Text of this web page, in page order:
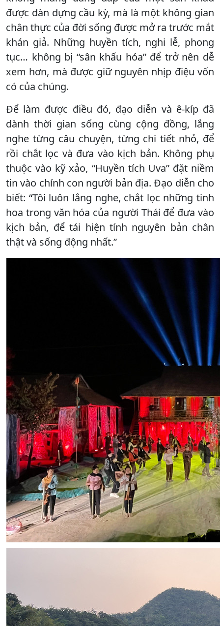
được dàn dựng cầu kỳ, mà là một không gian
chân thực của đời sống được mở ra trước mắt
khán giả. Những huyền tích, nghi lễ, phong
tục… không bị “sân khấu hóa” để trở nên dễ
xem hơn, mà được giữ nguyên nhịp điệu vốn
có của chúng.
Để làm được điều đó, đạo diễn và ê-kíp đã
dành thời gian sống cùng cộng đồng, lắng
nghe từng câu chuyện, từng chi tiết nhỏ, để
rồi chắt lọc và đưa vào kịch bản. Không phụ
thuộc vào kỹ xảo, “Huyền tích Uva” đặt niềm
tin vào chính con người bản địa. Đạo diễn cho
biết: “Tôi luôn lắng nghe, chắt lọc những tinh
hoa trong văn hóa của người Thái để đưa vào
kịch bản, để tái hiện tính nguyên bản chân
thật và sống động nhất.”